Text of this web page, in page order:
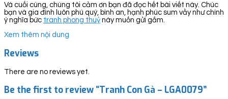
Và cuối cùng, chúng tôi cảm ơn bạn đã đọc hết bài viết này. Chúc
bạn và gia đình luôn phú quý, bình an, hạnh phúc sum vầy như chính
ý nghĩa bức tranh phong thuỷ này muốn gửi gắm.
Xem thêm nội dung
Reviews
There are no reviews yet.
Be the first to review “Tranh Con Gà – LGA0079”